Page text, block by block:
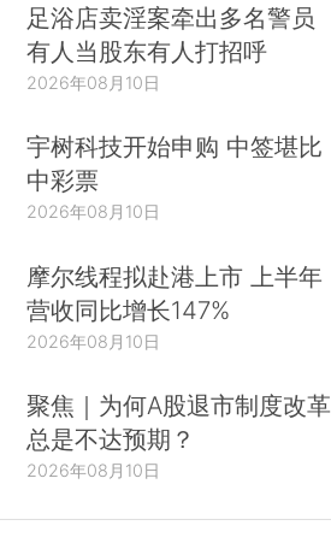
足浴店卖淫案牵出多名警员
有人当股东有人打招呼
2026年08月10日
宇树科技开始申购 中签堪比
中彩票
2026年08月10日
摩尔线程拟赴港上市 上半年
营收同比增长147%
2026年08月10日
聚焦｜为何A股退市制度改革
总是不达预期？
2026年08月10日